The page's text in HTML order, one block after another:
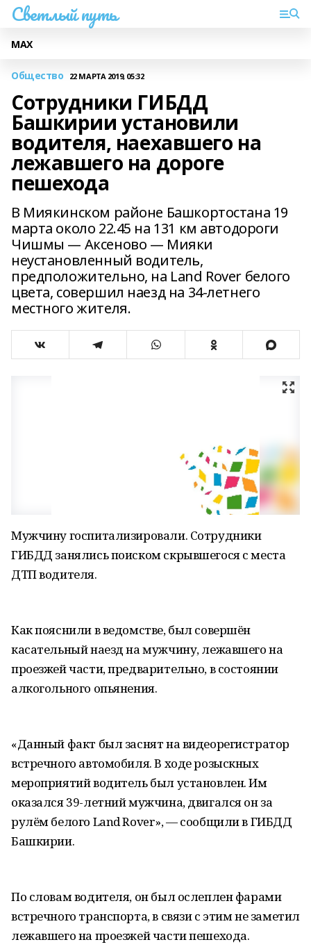
Светлый путь
МАХ
Общество 22 МАРТА 2019, 05:32
Сотрудники ГИБДД
Башкирии установили
водителя, наехавшего на
лежавшего на дороге
пешехода
В Миякинском районе Башкортостана 19
марта около 22.45 на 131 км автодороги
Чишмы — Аксеново — Мияки
неустановленный водитель,
предположительно, на Land Rover белого
цвета, совершил наезд на 34-летнего
местного жителя.
Мужчину госпитализировали. Сотрудники
ГИБДД занялись поиском скрывшегося с места
ДТП водителя.
Как пояснили в ведомстве, был совершён
касательный наезд на мужчину, лежавшего на
проезжей части, предварительно, в состоянии
алкогольного опьянения.
«Данный факт был заснят на видеорегистратор
встречного автомобиля. В ходе розыскных
мероприятий водитель был установлен. Им
оказался 39-летний мужчина, двигался он за
рулём белого Land Rover», — сообщили в ГИБДД
Башкирии.
По словам водителя, он был ослеплен фарами
встречного транспорта, в связи с этим не заметил
лежавшего на проезжей части пешехода.